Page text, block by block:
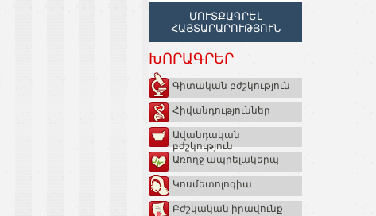
ՄՈՒՏՔԱԳՐԵԼ
ՀԱՅՏԱՐԱՐՈՒԹՅՈՒՆ
ԽՈՐԱԳՐԵՐ
Գիտական բժշկություն
Հիվանդություններ
Ավանդական
բժշկություն
Առողջ ապրելակերպ
Կոսմետոլոգիա
Բժշկական իրավունք